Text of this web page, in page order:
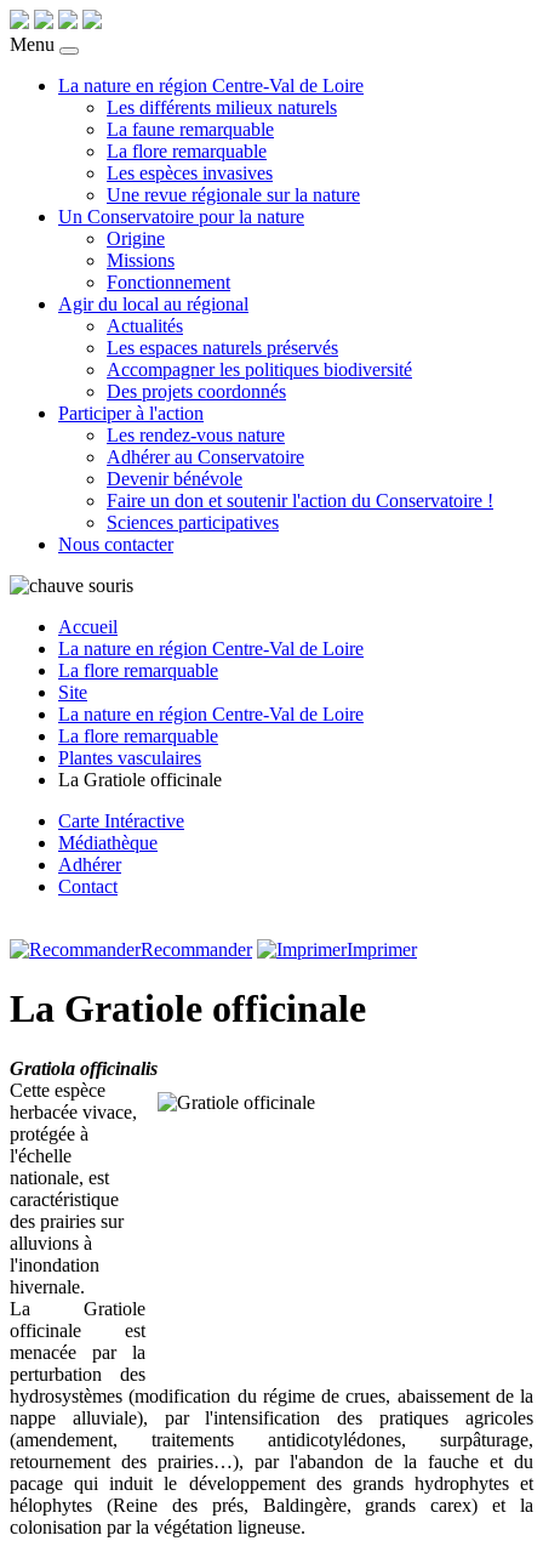
Menu
La nature en région Centre-Val de Loire
Les différents milieux naturels
La faune remarquable
La flore remarquable
Les espèces invasives
Une revue régionale sur la nature
Un Conservatoire pour la nature
Origine
Missions
Fonctionnement
Agir du local au régional
Actualités
Les espaces naturels préservés
Accompagner les politiques biodiversité
Des projets coordonnés
Participer à l'action
Les rendez-vous nature
Adhérer au Conservatoire
Devenir bénévole
Faire un don et soutenir l'action du Conservatoire !
Sciences participatives
Nous contacter
Accueil
La nature en région Centre-Val de Loire
La flore remarquable
Site
La nature en région Centre-Val de Loire
La flore remarquable
Plantes vasculaires
La Gratiole officinale
Carte Intéractive
Médiathèque
Adhérer
Contact
Recommander Imprimer
La Gratiole officinale
Gratiola officinalis
Cette espèce
herbacée vivace,
protégée à
l'échelle
nationale, est
caractéristique
des prairies sur
alluvions à
l'inondation
hivernale.
La Gratiole
officinale est
menacée par la
perturbation des
hydrosystèmes (modification du régime de crues, abaissement de la
nappe alluviale), par l'intensification des pratiques agricoles
(amendement, traitements antidicotylédones, surpâturage,
retournement des prairies…), par l'abandon de la fauche et du
pacage qui induit le développement des grands hydrophytes et
hélophytes (Reine des prés, Baldingère, grands carex) et la
colonisation par la végétation ligneuse.